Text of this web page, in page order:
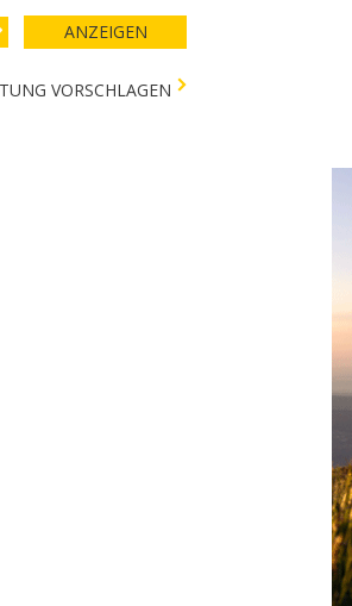
ANZEIGEN
VORSCHLAGEN